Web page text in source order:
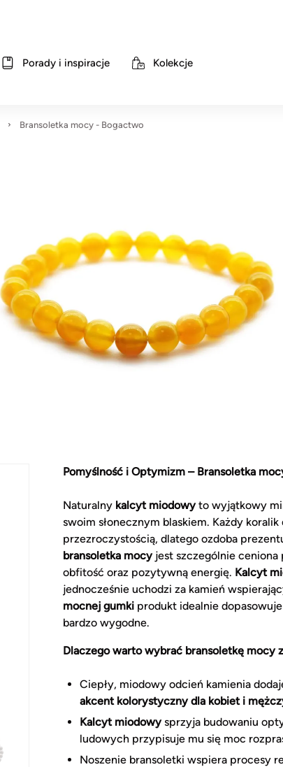
Porady i inspiracje Kolekcje
Bransoletka mocy - Bogactwo
Pomyślność i Optymizm – Bransoletka
Naturalny kalcyt miodowyto wyjątkowy
swoim słonecznym blaskiem. Każdy
przezroczystością, dlatego ozdoba
bransoletka mocyjest szczególnie ceniona
obfitość oraz pozytywną energię. Kalcyt
jednocześnie uchodzi za kamień
mocnej gumki produkt idealnie
bardzo wygodne.
Dlaczego warto wybrać bransoletkę mocy
Ciepły, miodowy odcień kamienia
akcent kolorystyczny dla kobiet i
Kalcyt miodowysprzyja budowaniu
ludowych przypisuje mu się moc
Noszenie bransoletki wspiera procesy